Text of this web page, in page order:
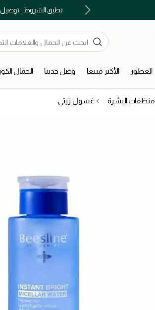
تطبق الشروط | توصيل
العطور الأكثر مبيعا وصل حديثا الجمال
منظفات البشرة غسول زيتي